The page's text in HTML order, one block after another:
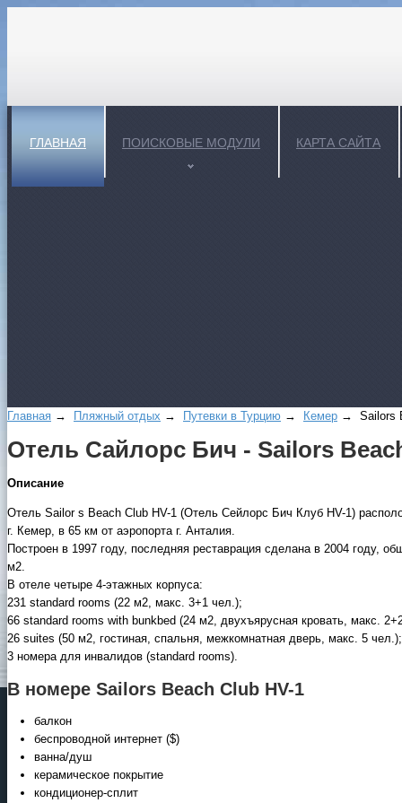
ГЛАВНАЯ ПОИСКОВЫЕ МОДУЛИ КАРТА САЙТА
Главная → Пляжный отдых → Путевки в Турцию → Кемер → Sailors
Отель Сайлорс Бич - Sailors
Описание
Отель Sailor s Beach Club HV-1 (Отель Сейлорс Бич Клуб HV-1)
г. Кемер, в 65 км от аэропорта г. Анталия.
Построен в 1997 году, последняя реставрация сделана в 2004 году,
м2.
В отеле четыре 4-этажных корпуса:
231 standard rooms (22 м2, макс. 3+1 чел.);
66 standard rooms with bunkbed (24 м2, двухъярусная кровать, макс.
26 suites (50 м2, гостиная, спальня, межкомнатная дверь, макс. 5 чел.);
3 номера для инвалидов (standard rooms).
В номере Sailors Beach Club HV-1
балкон
беспроводной интернет ($)
ванна/душ
керамическое покрытие
кондиционер-сплит